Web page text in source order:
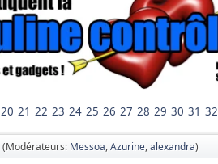
20 21 22 23 24 25 26 27 28 29 30 31 32
(Modérateurs: Messoa,Azurine,alexandra)